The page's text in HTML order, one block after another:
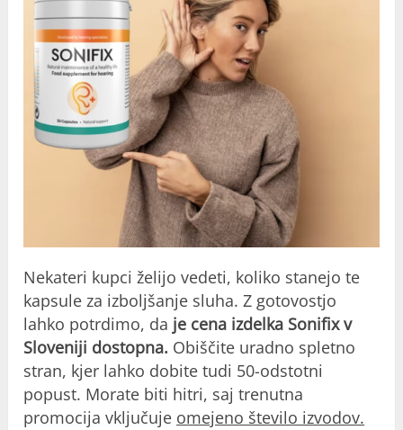
Nekateri kupci želijo vedeti, koliko stanejo te
kapsule za izboljšanje sluha. Z gotovostjo
lahko potrdimo, da je cena izdelka Sonifix v
Sloveniji dostopna. Obiščite uradno spletno
stran, kjer lahko dobite tudi 50-odstotni
popust. Morate biti hitri, saj trenutna
promocija vključuje omejeno število izvodov.